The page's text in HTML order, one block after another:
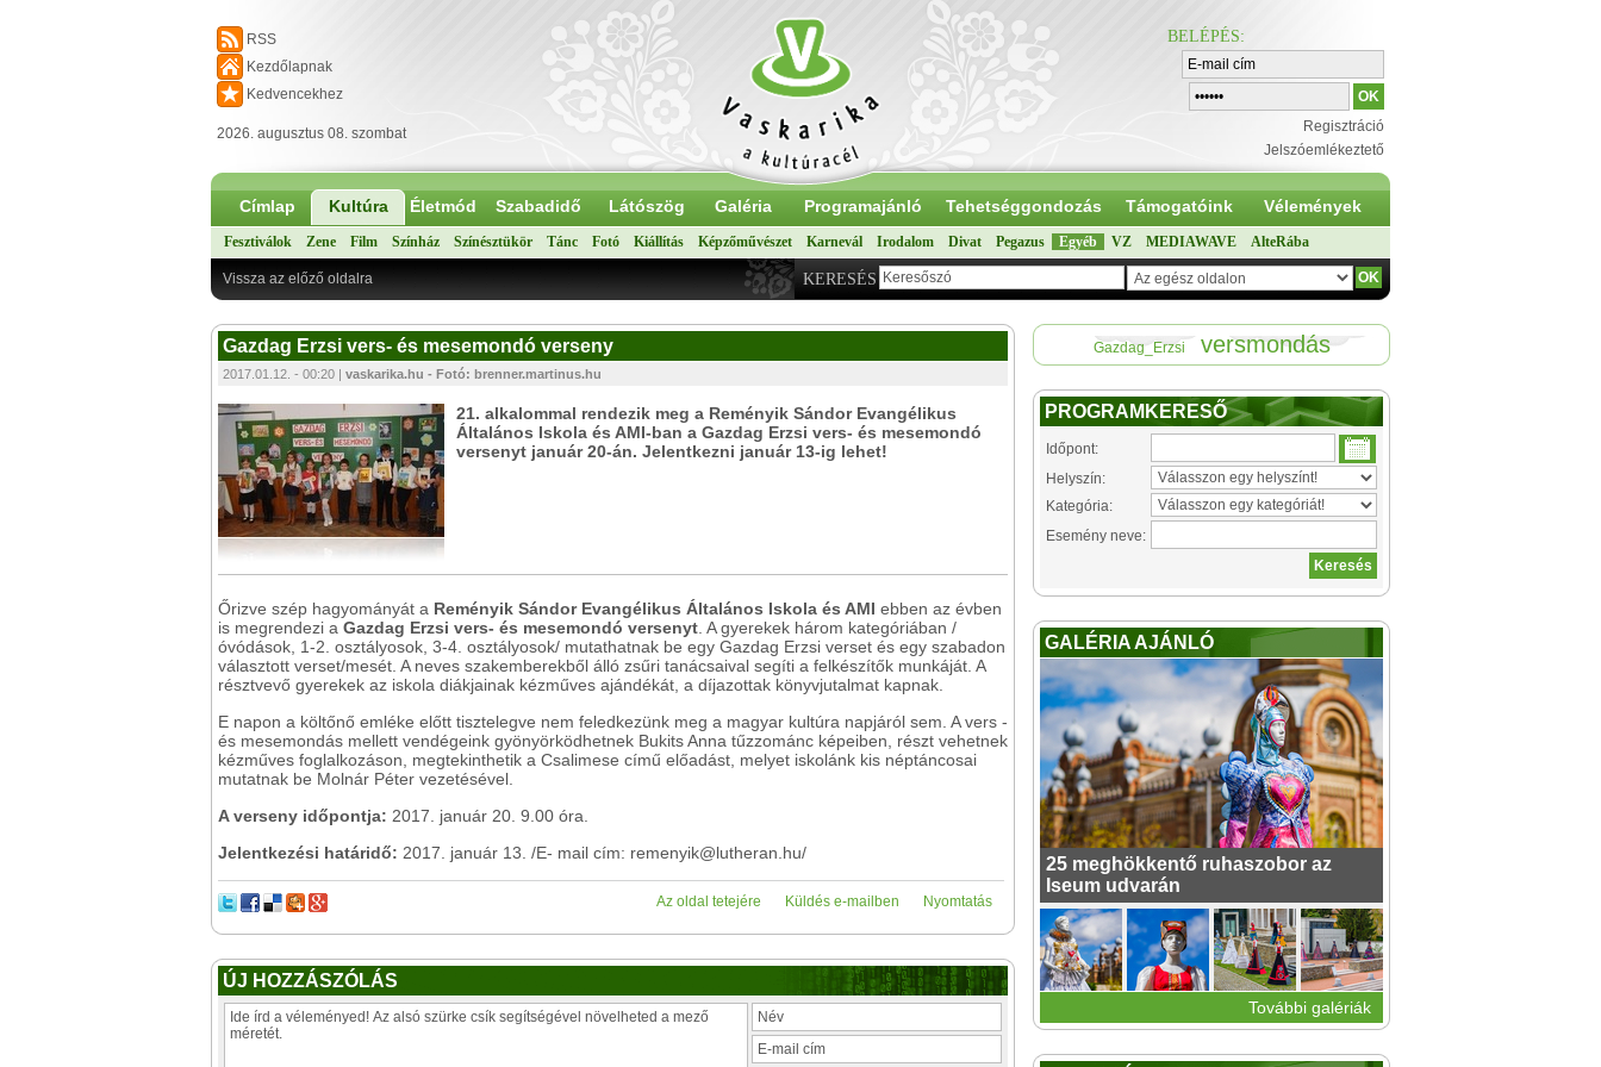
RSS
Kezdőlapnak
Kedvencekhez
2026. augusztus 08. szombat
BELÉPÉS:
Regisztráció
Jelszóemlékeztető
Címlap Kultúra Életmód Szabadidő Látószög Galéria Programajánló Tehetséggondozás Támogatóink Vélemények
Fesztiválok Zene Film Színház Színésztükör Tánc Fotó Kiállítás Képzőművészet Karnevál Irodalom Divat Pegazus Egyéb VZ MEDIAWAVE AlteRába
KERESÉS
Vissza az előző oldalra
Gazdag Erzsi vers- és mesemondó verseny
2017.01.12. - 00:20 | vaskarika.hu - Fotó: brenner.martinus.hu
21. alkalommal rendezik meg a Reményik Sándor Evangélikus
Általános Iskola és AMI-ban a Gazdag Erzsi vers- és mesemondó
versenyt január 20-án. Jelentkezni január 13-ig lehet!
Őrizve szép hagyományát a Reményik Sándor Evangélikus Általános Iskola és AMI ebben az évben
is megrendezi a Gazdag Erzsi vers- és mesemondó versenyt . A gyerekek három kategóriában /
óvódások, 1-2. osztályosok, 3-4. osztályosok/ mutathatnak be egy Gazdag Erzsi verset és egy szabadon
választott verset/mesét. A neves szakemberekből álló zsűri tanácsaival segíti a felkészítők munkáját. A
résztvevő gyerekek az iskola diákjainak kézműves ajándékát, a díjazottak könyvjutalmat kapnak.
E napon a költőnő emléke előtt tisztelegve nem feledkezünk meg a magyar kultúra napjáról sem. A vers -
és mesemondás mellett vendégeink gyönyörködhetnek Bukits Anna tűzzománc képeiben, részt vehetnek
kézműves foglalkozáson, megtekinthetik a Csalimese című előadást, melyet iskolánk kis néptáncosai
mutatnak be Molnár Péter vezetésével.
A verseny időpontja: 2017. január 20. 9.00 óra.
Jelentkezési határidő: 2017. január 13. /E- mail cím: remenyik@lutheran.hu/
Nyomtatás
Küldés e-mailben
Az oldal tetejére
ÚJ HOZZÁSZÓLÁS
Gazdag_Erzsi versmondás
PROGRAMKERESŐ
Időpont:
Helyszín:
Kategória:
Esemény neve:
GALÉRIA AJÁNLÓ
25 meghökkentő ruhaszobor az
Iseum udvarán
További galériák